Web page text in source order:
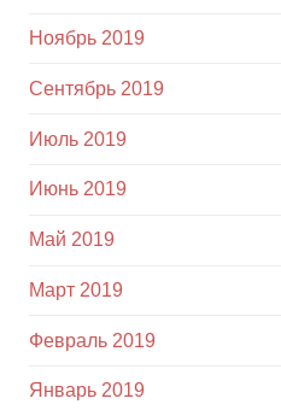
Ноябрь 2019
Сентябрь 2019
Июль 2019
Июнь 2019
Май 2019
Март 2019
Февраль 2019
Январь 2019